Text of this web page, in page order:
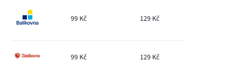
99 Kč 129 Kč
99 Kč 129 Kč